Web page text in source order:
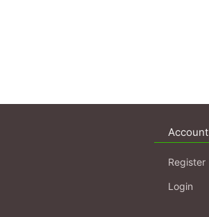
Account
Register
Login